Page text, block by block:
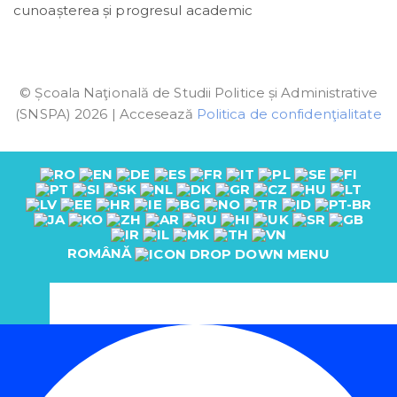
cunoașterea și progresul academic
© Școala Naţională de Studii Politice și Administrative
(SNSPA) 2026 | Accesează Politica de confidenţialitate
ROMÂNĂ